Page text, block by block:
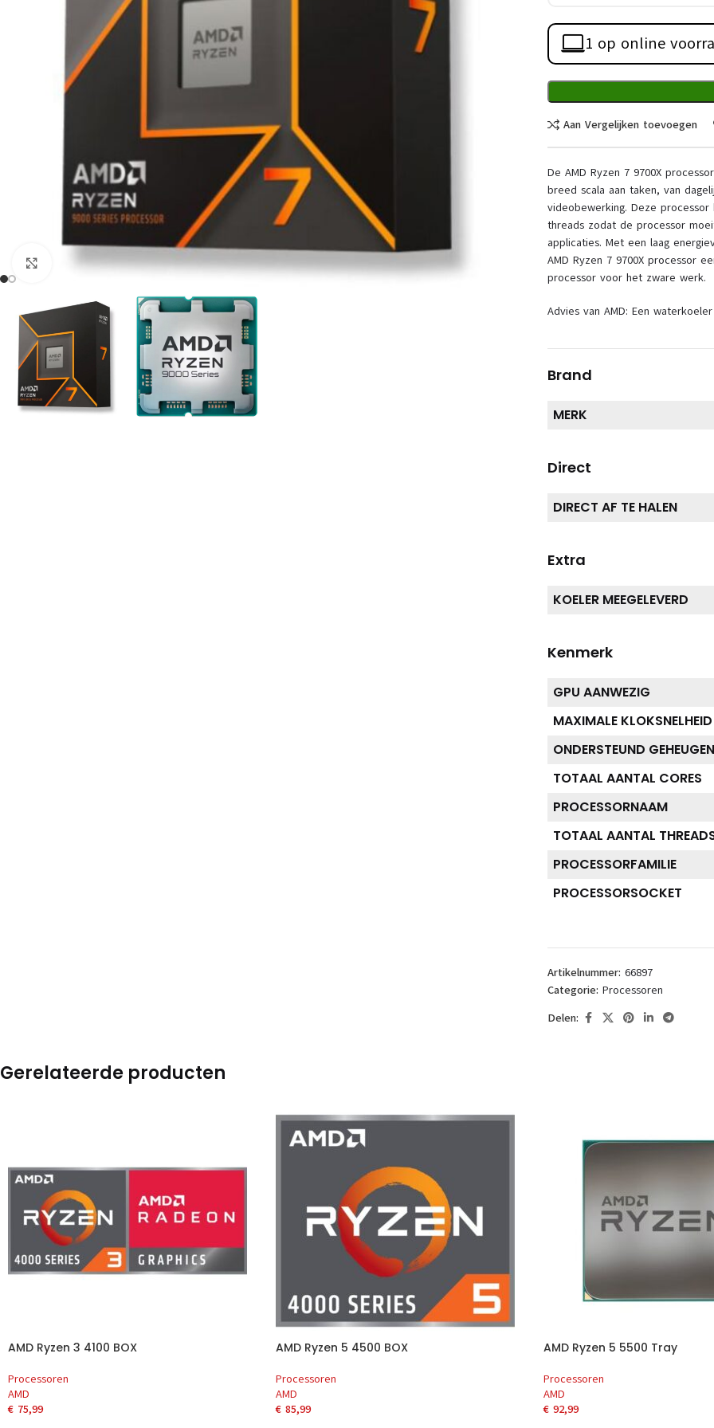
Click to enlarge
1 op online
Aan Vergelijken toevoegen
De AMD Ryzen 7 9700X
breed scala aan taken, van
videobewerking. Deze
threads zodat de processor
applicaties. Met een laag
AMD Ryzen 7 9700X processor
processor voor het zware werk.
Advies van AMD: Een
Brand
MERK
Direct
DIRECT AF TE HALEN
Extra
KOELER MEEGELEVERD
Kenmerk
GPU AANWEZIG
MAXIMALE KLOKSNELHEID
ONDERSTEUND GEHEUGEN
TOTAAL AANTAL CORES
PROCESSORNAAM
TOTAAL AANTAL
PROCESSORFAMILIE
PROCESSORSOCKET
Artikelnummer: 66897
Categorie: Processoren
Delen:
Gerelateerde producten
AMD Ryzen 3 4100 BOX
Processoren
AMD
€ 75,99
AMD Ryzen 5 4500 BOX
Processoren
AMD
€ 85,99
AMD Ryzen 5 5500 Tray
Processoren
AMD
€ 92,99